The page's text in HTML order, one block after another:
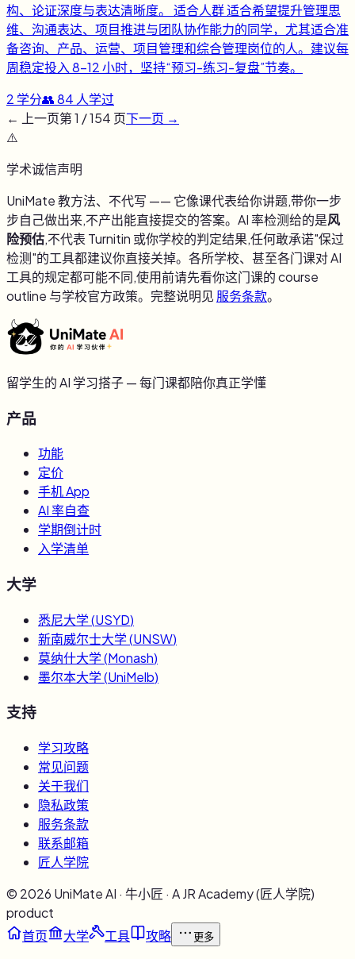
构、论证深度与表达清晰度。 适合人群 适合希望提升管理思
维、沟通表达、项目推进与团队协作能力的同学，尤其适合准
备咨询、产品、运营、项目管理和综合管理岗位的人。建议每
周稳定投入 8-12 小时，坚持“预习-练习-复盘”节奏。
2 学分👥84 人学过
← 上一页第1 /154 页下一页 →
⚠️
学术诚信声明
UniMate 教方法、不代写 —— 它像课代表给你讲题,带你一步
步自己做出来,不产出能直接提交的答案。AI 率检测给的是风
险预估,不代表 Turnitin 或你学校的判定结果,任何敢承诺"保过
检测"的工具都建议你直接关掉。各所学校、甚至各门课对 AI
工具的规定都可能不同,使用前请先看你这门课的 course
outline 与学校官方政策。完整说明见 服务条款。
留学生的 AI 学习搭子 — 每门课都陪你真正学懂
产品
功能
定价
手机 App
AI 率自查
学期倒计时
入学清单
大学
悉尼大学(USYD)
新南威尔士大学(UNSW)
莫纳什大学(Monash)
墨尔本大学(UniMelb)
支持
学习攻略
常见问题
关于我们
隐私政策
服务条款
联系邮箱
匠人学院
© 2026 UniMate AI · 牛小匠 · A JR Academy (匠人学院)
product
首页
大学 工具 攻略 更多